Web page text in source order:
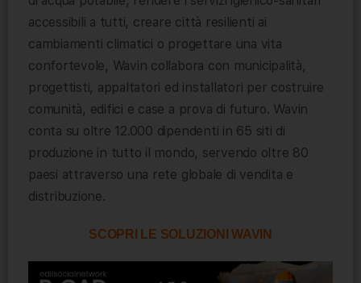
accessibili a tutti, creare città resilienti ai
cambiamenti climatici o progettare una vita
confortevole, Wavin collabora con municipalità,
progettisti, appaltatori ed installatori per costruire
comunità, edifici e case a prova di futuro. Wavin
conta su oltre 12.000 dipendenti in 65 siti di
produzione in tutto il mondo, servendo oltre 80
paesi attraverso una rete globale di vendita e
distribuzione.
SCOPRI LE SOLUZIONI WAVIN